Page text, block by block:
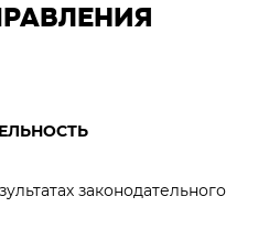
законодательного